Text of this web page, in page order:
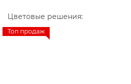
Цветовые решения:
Топ продаж